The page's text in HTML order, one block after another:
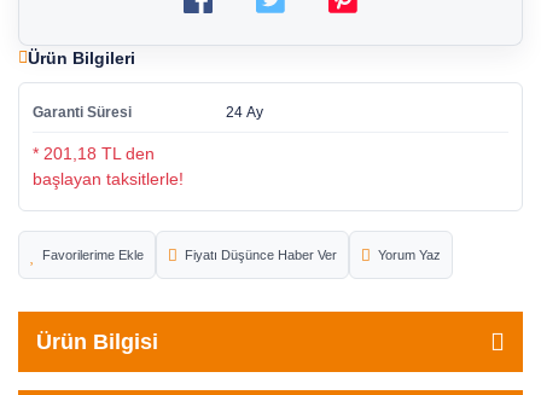
Ürün Bilgileri
Garanti Süresi 24 Ay
* 201,18 TL den
başlayan taksitlerle!
Fiyatı Düşünce Haber Ver Yorum Yaz
Ürün Bilgisi